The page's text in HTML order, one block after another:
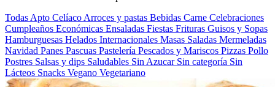
Todas Apto Celíaco Arroces y pastas Bebidas Carne Celebraciones
Cumpleaños Económicas Ensaladas Fiestas Frituras Guisos y Sopas
Hamburguesas Helados Internacionales Masas Saladas Mermeladas
Navidad Panes Pascuas Pastelería Pescados y Mariscos Pizzas Pollo
Postres Salsas y dips Saludables Sin Azucar Sin categoría Sin
Lácteos Snacks Vegano Vegetariano